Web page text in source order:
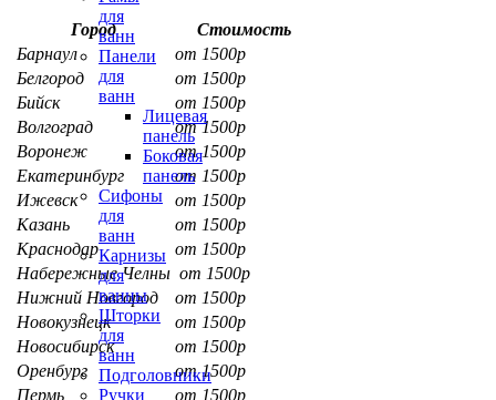
для
ванн
Панели
для
ванн
Лицевая
панель
Боковая
панель
Сифоны
для
ванн
Карнизы
для
ванны
Шторки
для
ванн
Подголовники
Ручки
Город
Стоимость
Барнаул
от 1500р
Белгород
от 1500р
Бийск
от 1500р
Волгоград
от 1500р
Воронеж
от 1500р
Екатеринбург
от 1500р
Ижевск
от 1500р
Казань
от 1500р
Краснодар
от 1500р
Набережные Челны от 1500р
Нижний Новгород
от 1500р
Новокузнецк
от 1500р
Новосибирск
от 1500р
Оренбург
от 1500р
Пермь
от 1500р